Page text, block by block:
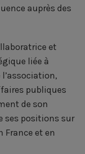
auprès des
et
liée à
publiques
de son
ses positions sur
France et en